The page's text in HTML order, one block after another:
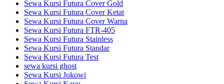
Sewa Kursi Futura Cover Gold
Sewa Kursi Futura Cover Ketat
Sewa Kursi Futura Cover Warna
Sewa Kursi Futura FTR-405
Sewa Kursi Futura Stainless
Sewa Kursi Futura Standar
Sewa Kursi Futura Test
sewa kursi ghost
Sewa Kursi Jokowi